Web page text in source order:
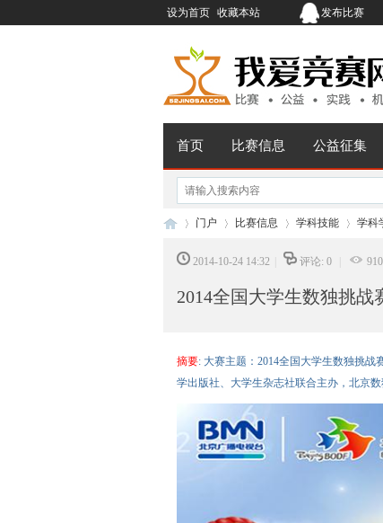
设为首页 收藏本站 发布比赛
首页 比赛信息 公益征集
›
门户
›
比赛信息
›
学科技能
›
学科
2014-10-24 14:32 评论: 0
2014全国大学生数独挑战
摘要: 大赛主题：2014全国大学生数独挑
学出版社、大学生杂志社联合主办，北京